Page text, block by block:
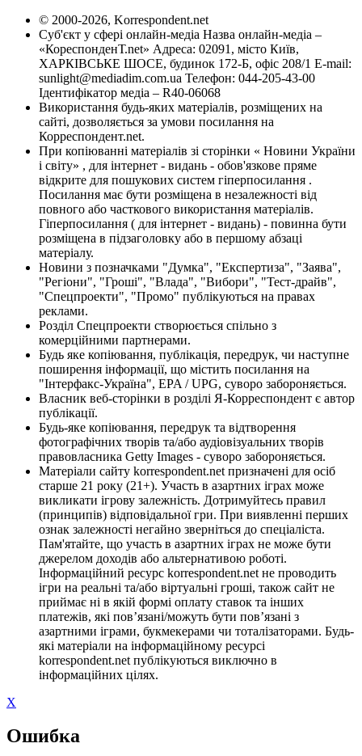
© 2000-2026, Korrespondent.net
Суб'єкт у сфері онлайн-медіа Назва онлайн-медіа –
«КореспонденТ.net» Адреса: 02091, місто Київ,
ХАРКІВСЬКЕ ШОСЕ, будинок 172-Б, офіс 208/1 E-mail:
sunlight@mediadim.com.ua Телефон: 044-205-43-00
Ідентифікатор медіа – R40-06068
Використання будь-яких матеріалів, розміщених на
сайті, дозволяється за умови посилання на
Корреспондент.net.
При копіюванні матеріалів зі сторінки « Новини України
і світу» , для інтернет - видань - обов'язкове пряме
відкрите для пошукових систем гіперпосилання .
Посилання має бути розміщена в незалежності від
повного або часткового використання матеріалів.
Гіперпосилання ( для інтернет - видань) - повинна бути
розміщена в підзаголовку або в першому абзаці
матеріалу.
Новини з позначками "Думка", "Експертиза", "Заява",
"Регіони", "Гроші", "Влада", "Вибори", "Тест-драйв",
"Спецпроекти", "Промо" публікуються на правах
реклами.
Розділ Спецпроекти створюється спільно з
комерційними партнерами.
Будь яке копіювання, публікація, передрук, чи наступне
поширення інформації, що містить посилання на
"Інтерфакс-Україна", EPA / UPG, суворо забороняється.
Власник веб-сторінки в розділі Я-Корреспондент є автор
публікації.
Будь-яке копіювання, передрук та відтворення
фотографічних творів та/або аудіовізуальних творів
правовласника Getty Images - суворо забороняється.
Матеріали сайту korrespondent.net призначені для осіб
старше 21 року (21+). Участь в азартних іграх може
викликати ігрову залежність. Дотримуйтесь правил
(принципів) відповідальної гри. При виявленні перших
ознак залежності негайно зверніться до спеціаліста.
Пам'ятайте, що участь в азартних іграх не може бути
джерелом доходів або альтернативою роботі.
Інформаційний ресурс korrespondent.net не проводить
ігри на реальні та/або віртуальні гроші, також сайт не
приймає ні в якій формі оплату ставок та інших
платежів, які пов’язані/можуть бути пов’язані з
азартними іграми, букмекерами чи тоталізаторами. Будь-
які матеріали на інформаційному ресурсі
korrespondent.net публікуються виключно в
інформаційних цілях.
X
Ошибка